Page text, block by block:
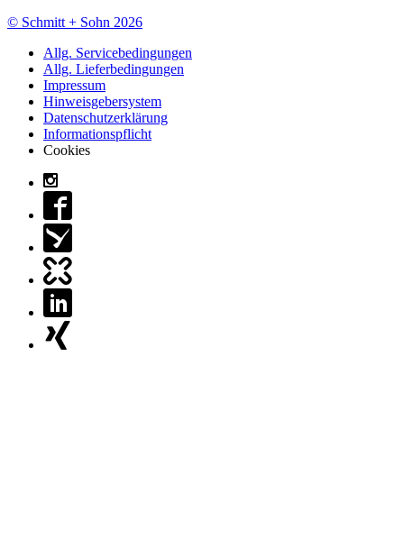
© Schmitt + Sohn 2026
Allg. Servicebedingungen
Allg. Lieferbedingungen
Impressum
Hinweisgebersystem
Datenschutzerklärung
Informationspflicht
Cookies